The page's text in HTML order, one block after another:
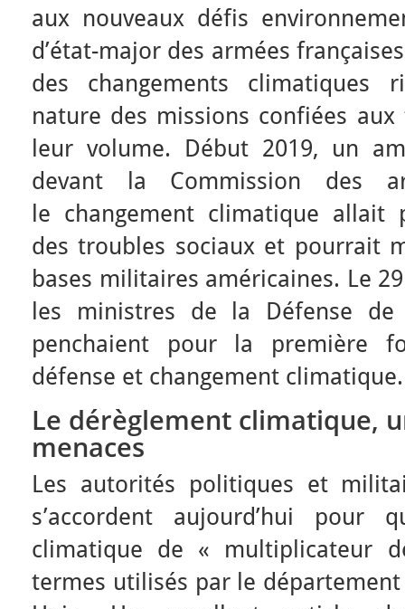
aux nouveaux défis
d’état-major des armées
des changements climatiques
nature des missions confiées
leur volume. Début 2019, un
devant la Commission des
le changement climatique allait
des troubles sociaux et pourrait
bases militaires américaines. Le
les ministres de la Défense de
penchaient pour la première
défense et changement climatique.
Le dérèglement climatique,
menaces
Les autorités politiques et
s’accordent aujourd’hui pour
climatique de « multiplicateur
termes utilisés par le